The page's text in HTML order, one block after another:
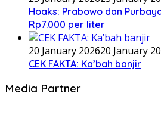
Hoaks: Prabowo dan
Rp7.000 per liter
20 January 202620 January
CEK FAKTA: Ka’bah banjir
Media Partner